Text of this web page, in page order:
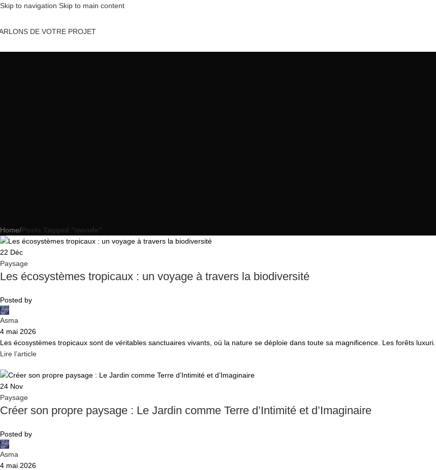
Skip to navigation Skip to main content
DE VOTRE PROJET
Home/Posts Tagged "monde"
22 Déc
Paysage
Les écosystèmes tropicaux : un voyage à travers la biodiversité
Posted by
Asma
4 mai 2026
Les écosystèmes tropicaux sont de véritables sanctuaires vivants, où la nature se déploie dans toute sa magnificence. Les forêts luxuri...
Lire l’article
24 Nov
Paysage
Créer son propre paysage : Le Jardin comme Terre d’Intimité et d’Imaginaire
Posted by
Asma
4 mai 2026